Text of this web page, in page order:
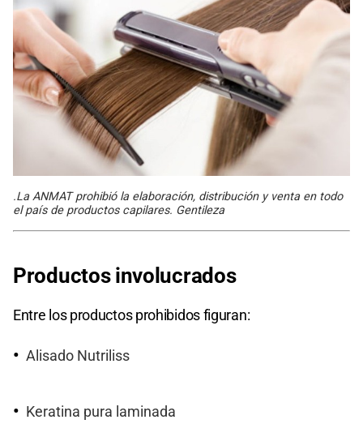
.La ANMAT prohibió la elaboración, distribución y venta en todo
el país de productos capilares. Gentileza
Productos involucrados
Entre los productos prohibidos figuran:
Alisado Nutriliss
Keratina pura laminada